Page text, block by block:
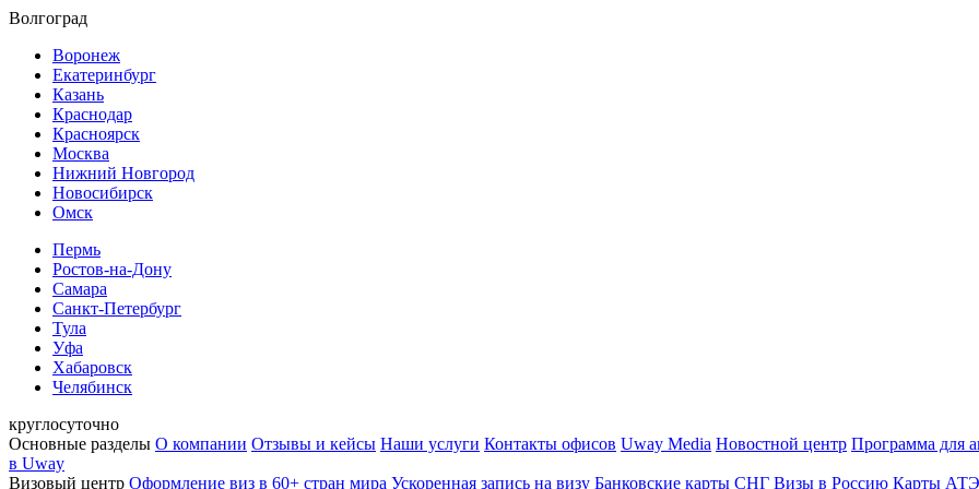
Волгоград
Воронеж
Екатеринбург
Казань
Краснодар
Красноярск
Москва
Нижний Новгород
Новосибирск
Омск
Пермь
Ростов-на-Дону
Самара
Санкт-Петербург
Тула
Уфа
Хабаровск
Челябинск
круглосуточно
Основные разделы О компании Отзывы и кейсы Наши услуги Контакты офисов Uway Media Новостной центр Программа для
в Uway
Визовый центр Оформление виз в 60+ стран мира Ускоренная запись на визу Банковские карты СНГ Визы в Россию Карты